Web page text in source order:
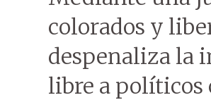
colorados y
despenaliza la
libre a políticos